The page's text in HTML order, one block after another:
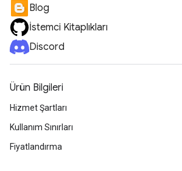
Blog
İstemci Kitaplıkları
Discord
Ürün Bilgileri
Hizmet Şartları
Kullanım Sınırları
Fiyatlandırma